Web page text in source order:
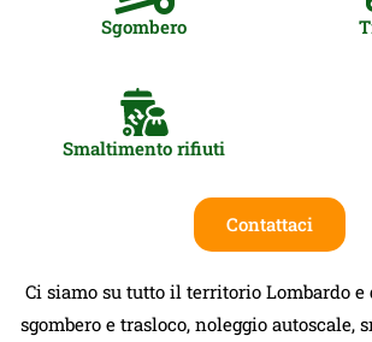
Sgombero
Smaltimento rifiuti
Contattaci
Ci siamo su tutto il territorio Lombardo
sgombero e trasloco, noleggio